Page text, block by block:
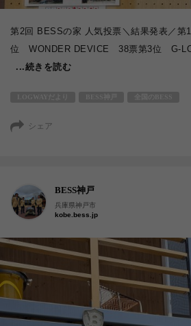
第2回 BESSの家 人気投票＼結果発表／
位 WONDER DEVICE 38票第3位 G-
...続きを読む
シェア
BESS神戸
兵庫県神戸市
kobe.bess.jp